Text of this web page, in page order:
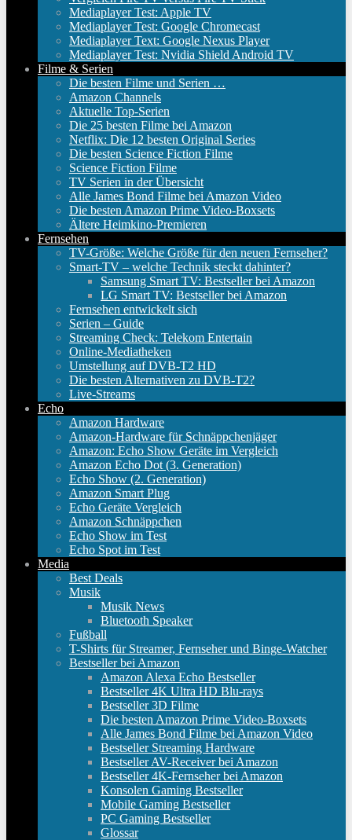
Mediaplayer Test: Apple TV
Mediaplayer Test: Google Chromecast
Mediaplayer Text: Google Nexus Player
Mediaplayer Test: Nvidia Shield Android TV
Filme & Serien
Die besten Filme und Serien …
Amazon Channels
Aktuelle Top-Serien
Die 25 besten Filme bei Amazon
Netflix: Die 12 besten Original Series
Die besten Science Fiction Filme
Science Fiction Filme
TV Serien in der Übersicht
Alle James Bond Filme bei Amazon Video
Die besten Amazon Prime Video-Boxsets
Ältere Heimkino-Premieren
Fernsehen
TV-Größe: Welche Größe für den neuen Fernseher?
Smart-TV – welche Technik steckt dahinter?
Samsung Smart TV: Bestseller bei Amazon
LG Smart TV: Bestseller bei Amazon
Fernsehen entwickelt sich
Serien – Guide
Streaming Check: Telekom Entertain
Online-Mediatheken
Umstellung auf DVB-T2 HD
Die besten Alternativen zu DVB-T2?
Live-Streams
Echo
Amazon Hardware
Amazon-Hardware für Schnäppchenjäger
Amazon: Echo Show Geräte im Vergleich
Amazon Echo Dot (3. Generation)
Echo Show (2. Generation)
Amazon Smart Plug
Echo Geräte Vergleich
Amazon Schnäppchen
Echo Show im Test
Echo Spot im Test
Media
Best Deals
Musik
Musik News
Bluetooth Speaker
Fußball
T-Shirts für Streamer, Fernseher und Binge-Watcher
Bestseller bei Amazon
Amazon Alexa Echo Bestseller
Bestseller 4K Ultra HD Blu-rays
Bestseller 3D Filme
Die besten Amazon Prime Video-Boxsets
Alle James Bond Filme bei Amazon Video
Bestseller Streaming Hardware
Bestseller AV-Receiver bei Amazon
Bestseller 4K-Fernseher bei Amazon
Konsolen Gaming Bestseller
Mobile Gaming Bestseller
PC Gaming Bestseller
Glossar